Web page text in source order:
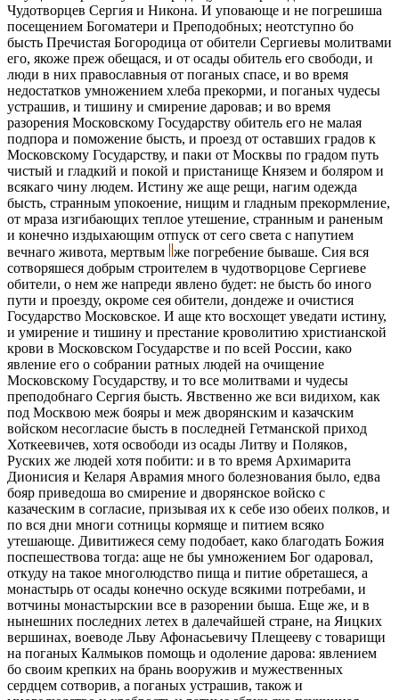
Чудотворцев Сергия и Никона. И уповающе и не погрешиша
посещением Богоматери и Преподобных; неотступно бо
бысть Пречистая Богородица от обители Сергиевы молитвами
его, якоже преж обещася, и от осады обитель его свободи, и
люди в них православныя от поганых спасе, и во время
недостатков умножением хлеба прекорми, и поганых чудесы
устрашив, и тишину и смирение даровав; и во время
разорения Московскому Государству обитель его не малая
подпора и поможение бысть, и проезд от оставших градов к
Московскому Государству, и паки от Москвы по градом путь
чистый и гладкий и покой и пристанище Князем и боляром и
всякаго чину людем. Истину же аще рещи, нагим одежда
бысть, странным упокоение, нищим и гладным прекормление,
от мраза изгибающих теплое утешение, странным и раненым
и конечно издыхающим отпуск от сего света с напутием
вечнаго живота, мертвым же погребение бываше. Сия вся
сотворяшеся добрым строителем в чудотворцове Сергиеве
обители, о нем же напреди явлено будет: не бысть бо иного
пути и проезду, окроме сея обители, дондеже и очистися
Государство Московское. И аще кто восхощет уведати истину,
и умирение и тишину и престание кроволитию христианской
крови в Московском Государстве и по всей России, како
явление его о собрании ратных людей на очищение
Московскому Государству, и то все молитвами и чудесы
преподобнаго Сергия бысть. Явственно же вси видихом, как
под Москвою меж бояры и меж дворянским и казачским
войском несогласие бысть в последней Гетманской приход
Хоткеевичев, хотя освободи из осады Литву и Поляков,
Руских же людей хотя побити: и в то время Архимарита
Дионисия и Келаря Аврамия много болезнования было, едва
бояр приведоша во смирение и дворянское войско с
казаческим в согласие, призывая их к себе изо обеих полков, и
по вся дни многи сотницы кормяще и питием всяко
утешающе. Дивитижеся сему подобает, како благодать Божия
поспешествова тогда: аще не бы умножением Бог одаровал,
откуду на такое многолюдство пища и питие обреташеся, а
монастырь от осады конечно оскуде всякими потребами, и
вотчины монастырскии все в разорении быша. Еще же, и в
нынешних последних летех в далечайшей стране, на Яицких
вершинах, воеводе Льву Афонасьевичу Плещееву с товарищи
на поганых Калмыков помощь и одоление дарова: явлением
бо своим крепких на брань вооружив и мужественных
сердцем сотворив, а поганых устрашив, також и